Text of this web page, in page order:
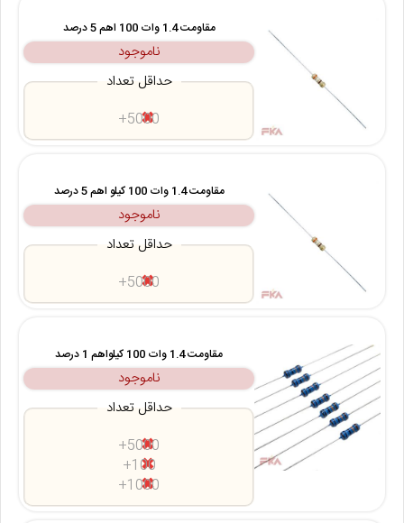
مقاومت 1.4 وات 100 اهم 5 درصد
ناموجود
حداقل تعداد
5000+
مقاومت 1.4 وات 100 کیلو اهم 5 درصد
ناموجود
حداقل تعداد
5000+
مقاومت 1.4 وات 100 کیلواهم 1 درصد
ناموجود
حداقل تعداد
5000+
100+
1000+